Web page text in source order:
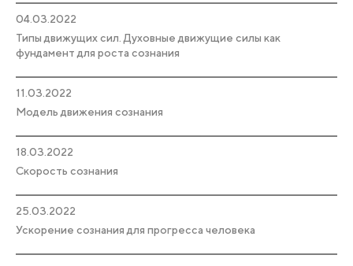
04.03.2022
Типы движущих сил. Духовные движущие силы как
фундамент для роста сознания
11.03.2022
Модель движения сознания
18.03.2022
Скорость сознания
25.03.2022
Ускорение сознания для прогресса человека